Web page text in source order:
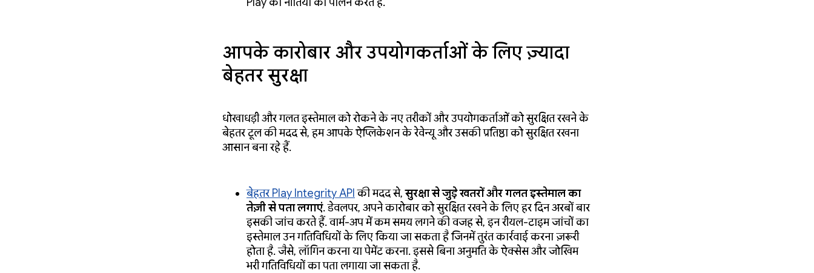
आपके कारोबार और उपयोगकर्ताओं के लिए ज़्यादा
बेहतर सुरक्षा
धोखाधड़ी और गलत इस्तेमाल को रोकने के नए तरीकों और उपयोगकर्ताओं को सुरक्षित रखने के
बेहतर टूल की मदद से, हम आपके ऐप्लिकेशन के रेवेन्यू और उसकी प्रतिष्ठा को सुरक्षित रखना
आसान बना रहे हैं.
बेहतर Play Integrity API की मदद से,सुरक्षा से जुड़े खतरों और गलत इस्तेमाल का
तेज़ी से पता लगाएं. डेवलपर, अपने कारोबार को सुरक्षित रखने के लिए हर दिन अरबों बार
इसकी जांच करते हैं. वार्म-अप में कम समय लगने की वजह से, इन रीयल-टाइम जांचों का
इस्तेमाल उन गतिविधियों के लिए किया जा सकता है जिनमें तुरंत कार्रवाई करना ज़रूरी
होता है. जैसे, लॉगिन करना या पेमेंट करना. इससे बिना अनुमति के ऐक्सेस और जोखिम
भरी गतिविधियों का पता लगाया जा सकता है.